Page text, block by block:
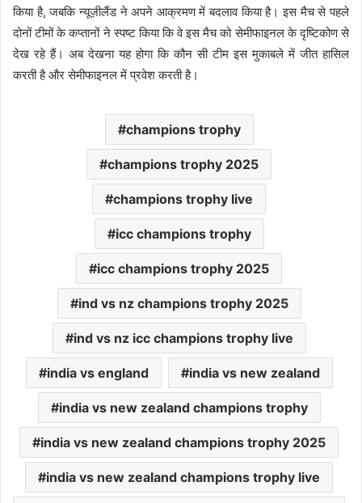
किया है, जबकि न्यूज़ीलैंड ने अपने आक्रमण में बदलाव किया है। इस मैच से पहले
दोनों टीमों के कप्तानों ने स्पष्ट किया कि वे इस मैच को सेमीफाइनल के दृष्टिकोण से
देख रहे हैं। अब देखना यह होगा कि कौन सी टीम इस मुकाबले में जीत हासिल
करती है और सेमीफाइनल में प्रवेश करती है।
champions trophy
champions trophy 2025
champions trophy live
icc champions trophy
icc champions trophy 2025
ind vs nz champions trophy 2025
ind vs nz icc champions trophy live
india vs england india vs new zealand
india vs new zealand champions trophy
india vs new zealand champions trophy 2025
india vs new zealand champions trophy live